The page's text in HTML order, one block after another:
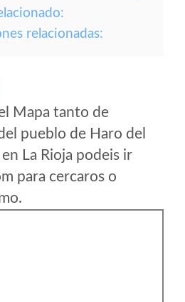
relacionadas:
Mapa tanto de
pueblo de Haro del
La Rioja podeis ir
para cercaros o